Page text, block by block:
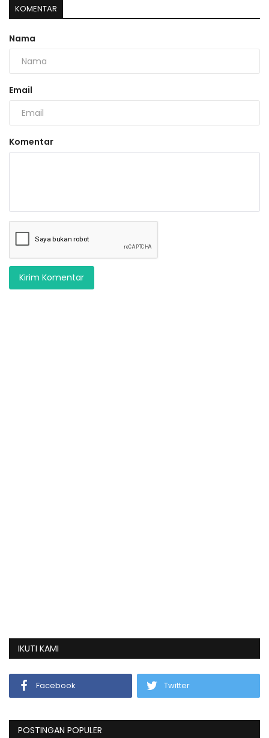
KOMENTAR
Nama
Email
Komentar
Kirim Komentar
IKUTI KAMI
Facebook Twitter
POSTINGAN POPULER